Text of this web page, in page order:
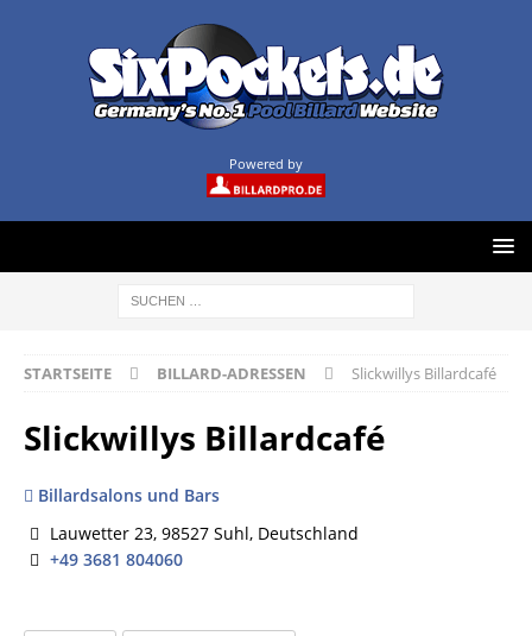
Powered by
STARTSEITE BILLARD-ADRESSEN Slickwillys Billardcafé
Slickwillys Billardcafé
Billardsalons und Bars
Lauwetter 23, 98527 Suhl, Deutschland
+49 3681 804060